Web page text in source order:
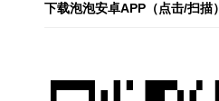
下载泡泡安卓APP（点击/扫描）